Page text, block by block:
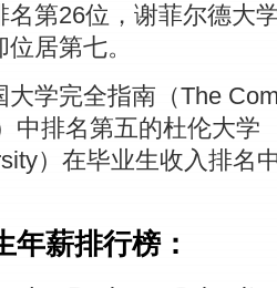
名第26位，谢菲尔德大
居第七。
学完全指南（The
中排名第五的杜伦大学
）在毕业生收入排名
年薪排行榜：